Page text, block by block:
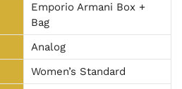
Emporio Armani Box +
Bag
Analog
Women’s Standard